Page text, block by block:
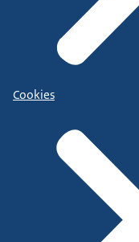
Cookies